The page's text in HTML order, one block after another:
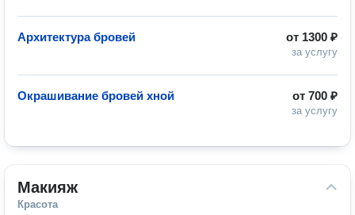
от 1300 ₽
за услугу
Архитектура бровей
от 700 ₽
за услугу
Окрашивание бровей хной
Макияж
Красота